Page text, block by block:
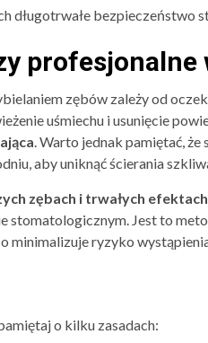
długotrwałe bezpieczeństwo
profesjonalne
zębów zależy od
uśmiechu i usunięcie
. Warto jednak pamiętać,
aby uniknąć ścierania
zębach i trwałych efektach
stomatologicznym. Jest to
minimalizuje ryzyko
o kilku zasadach: